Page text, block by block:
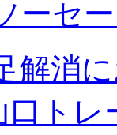
解消
口ト